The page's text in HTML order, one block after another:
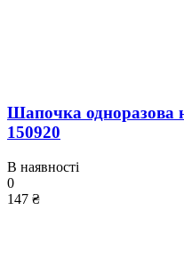
Шапочка одноразова
150920
В наявності
0
147 ₴